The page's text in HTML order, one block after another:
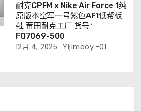
耐克CPFM x Nike Air Force 1纯
原版本空军一号紫色AF1低帮板
鞋 莆田耐克工厂 货号：
FQ7069-500
12月 4, 2025 Yijimaoyi-01